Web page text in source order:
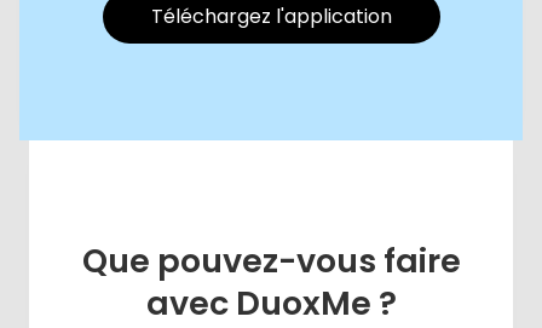
Téléchargez l'application
Que pouvez-vous faire
avec DuoxMe ?